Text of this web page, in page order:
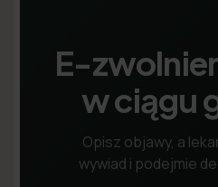
E-
w ciągu
Opisz objawy, a
wywiad i podejmie